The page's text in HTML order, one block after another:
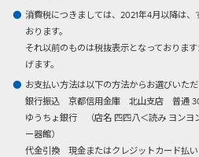
消費税につきましては、2021年4月以降は
おります。
それ以前のものは税抜表示となっておりま
げます。
お支払い方法は以下の方法からお選びいただ
銀行振込京都信用金庫 北山支店 普通
ゆうちょ銀行 （店名 四四八＜読み ヨン
ー器館）
代金引換現金またはクレジットカード払い